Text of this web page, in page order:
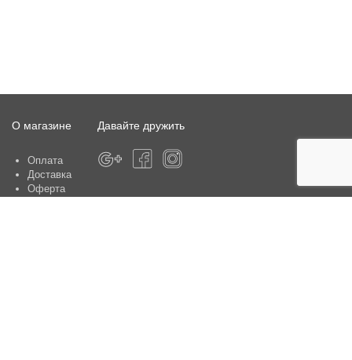
О магазине
Оплата
Доставка
Оферта
Давайте дружить